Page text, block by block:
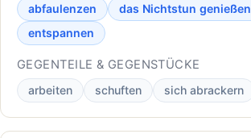
abfaulenzen
das Nichtstun genießen
entspannen
GEGENTEILE & GEGENSTÜCKE
arbeiten schuften sich abrackern